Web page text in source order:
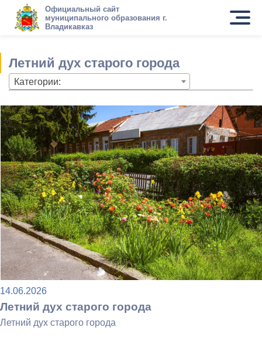
Официальный сайт
муниципального образования г.
Владикавказ
Летний дух старого города
Категории:
14.06.2026
Летний дух старого города
Летний дух старого города